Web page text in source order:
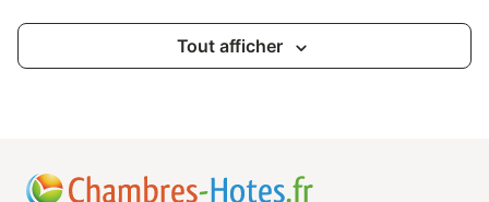
Tout afficher